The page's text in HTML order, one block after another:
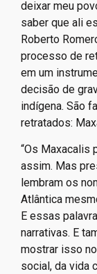
Debate sobre
indígenas –
PRODUÇÃO/
“Antes de eu
deixar meu
saber que ali
processo de
em um
decisão de
indígena. São
retratados:
“Os Maxacalis
assim. Mas